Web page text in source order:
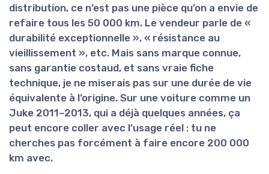
distribution, ce n’est pas une pièce qu’on a envie de
refaire tous les 50 000 km. Le vendeur parle de «
durabilité exceptionnelle », « résistance au
vieillissement », etc. Mais sans marque connue,
sans garantie costaud, et sans vraie fiche
technique, je ne miserais pas sur une durée de vie
équivalente à l’origine. Sur une voiture comme un
Juke 2011–2013, qui a déjà quelques années, ça
peut encore coller avec l’usage réel : tu ne
cherches pas forcément à faire encore 200 000
km avec.